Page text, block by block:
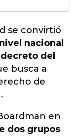
se convirtió
nacional
del
busca a
de
en
dos grupos